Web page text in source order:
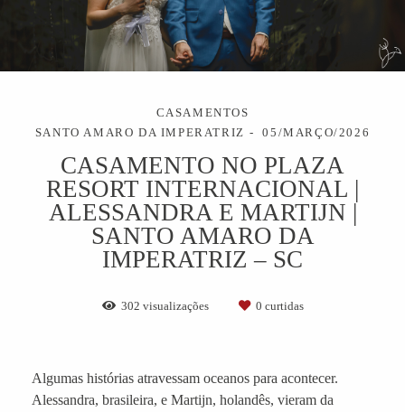
CASAMENTOS
SANTO AMARO DA IMPERATRIZ
05/MARÇO/2026
CASAMENTO NO PLAZA
RESORT INTERNACIONAL |
ALESSANDRA E MARTIJN |
SANTO AMARO DA
IMPERATRIZ – SC
302 visualizações 0 curtidas
Algumas histórias atravessam oceanos para acontecer.
Alessandra, brasileira, e Martijn, holandês, vieram da